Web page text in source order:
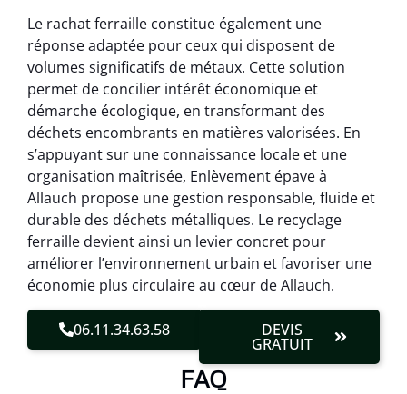
Le rachat ferraille constitue également une
réponse adaptée pour ceux qui disposent de
volumes significatifs de métaux. Cette solution
permet de concilier intérêt économique et
démarche écologique, en transformant des
déchets encombrants en matières valorisées. En
s’appuyant sur une connaissance locale et une
organisation maîtrisée, Enlèvement épave à
Allauch propose une gestion responsable, fluide et
durable des déchets métalliques. Le recyclage
ferraille devient ainsi un levier concret pour
améliorer l’environnement urbain et favoriser une
économie plus circulaire au cœur de Allauch.
06.11.34.63.58 DEVIS
GRATUIT
FAQ